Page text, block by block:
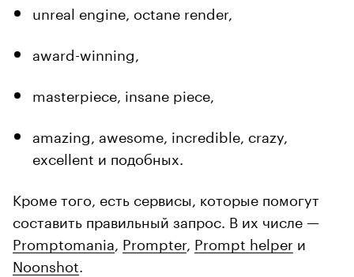
unreal engine, octane render,
award-winning,
masterpiece, insane piece,
amazing, awesome, incredible, crazy,
excellent и подобных.
Кроме того, есть сервисы, которые помогут
составить правильный запрос. В их числе —
Promptomania Prompter, Prompt helper и
Noonshot